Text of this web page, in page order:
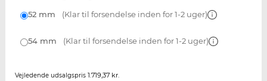
52 mm (Klar til forsendelse inden for 1-2 uger)
54 mm (Klar til forsendelse inden for 1-2 uger)
Vejledende udsalgspris 1.719,37 kr.